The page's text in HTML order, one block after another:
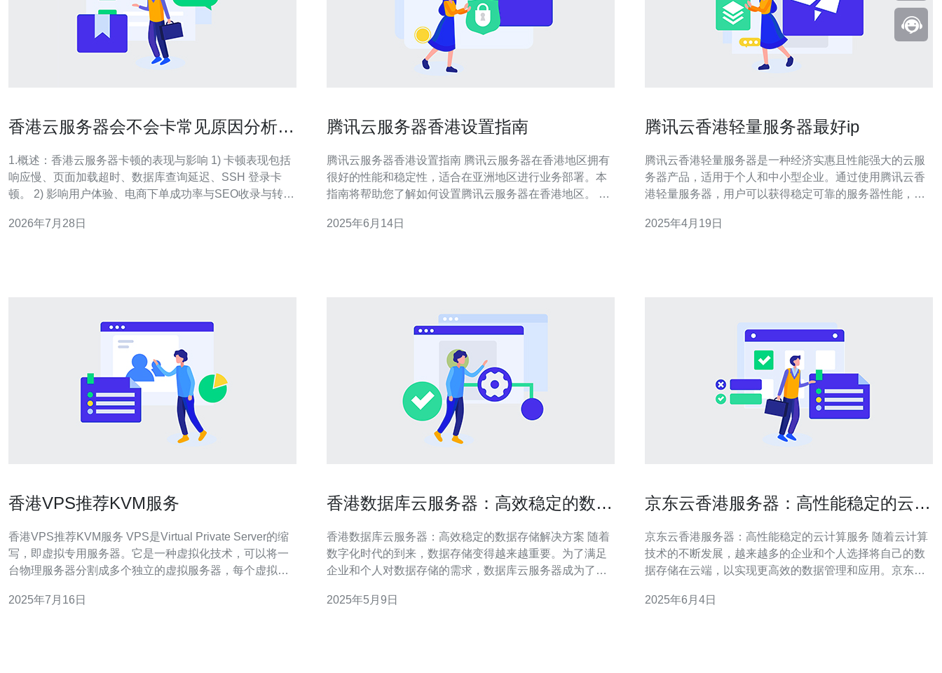
香港云服务器会不会卡常见原因分析与
1.概述：香港云服务器卡顿的表现与影响 1) 卡顿表现包括
响应慢、页面加载超时、数据库查询延迟、SSH 登录卡
顿。 2) 影响用户体验、电商下单成功率与SEO收录与转化
用层与安全攻击等多方面。 4) 检测需同时关注延迟
2026年7月28日
腾讯云服务器香港设置指南
腾讯云服务器香港设置指南 腾讯云服务器在香港地区拥有
很好的性能和稳定性，适合在亚洲地区进行业务部署。本
指南将帮助您了解如何设置腾讯云服务器在香港地区。 首
置，然后选择香港地区作为服务器的部署地点进行购买。
2025年6月14日
腾讯云香港轻量服务器最好ip
腾讯云香港轻量服务器是一种经济实惠且性能强大的云服
务器产品，适用于个人和中小型企业。通过使用腾讯云香
港轻量服务器，用户可以获得稳定可靠的服务器性能，并
器采用SSD存储，具有更快的读写速度和更低的延迟，能
2025年4月19日
香港VPS推荐KVM服务
香港VPS推荐KVM服务 VPS是Virtual Private Server的缩
写，即虚拟专用服务器。它是一种虚拟化技术，可以将一
台物理服务器分割成多个独立的虚拟服务器，每个虚拟服
器。 香港VPS具有良好的网络连接速度和稳定性，适合在
2025年7月16日
香港数据库云服务器：高效稳定的数据
香港数据库云服务器：高效稳定的数据存储解决方案 随着
数字化时代的到来，数据存储变得越来越重要。为了满足
企业和个人对数据存储的需求，数据库云服务器成为了一
稳定的数据存储解决方案，为用户提供了便捷的服务。 香
2025年5月9日
京东云香港服务器：高性能稳定的云计
京东云香港服务器：高性能稳定的云计算服务 随着云计算
技术的不断发展，越来越多的企业和个人选择将自己的数
据存储在云端，以实现更高效的数据管理和应用。京东云
器，为用户提供高性能稳定的云计算服务。 京东云香港服
2025年6月4日